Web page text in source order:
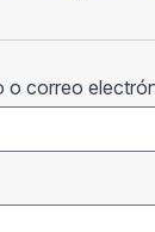
o correo